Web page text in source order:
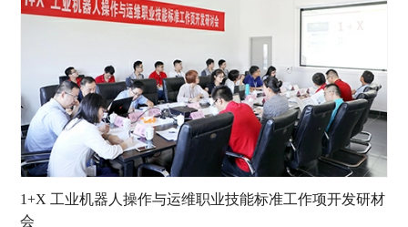
1+X 工业机器人操作与运维职业技能标准工作项开发研材
会